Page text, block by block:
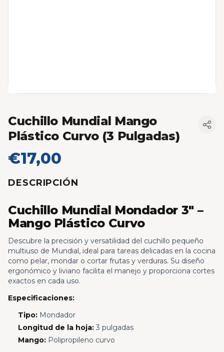
Cuchillo Mundial Mango
Plástico Curvo (3 Pulgadas)
€17,00
DESCRIPCIÓN
Cuchillo Mundial Mondador 3" –
Mango Plástico Curvo
Descubre la precisión y versatilidad del cuchillo pequeño
multiuso de Mundial, ideal para tareas delicadas en la cocina
como pelar, mondar o cortar frutas y verduras. Su diseño
ergonómico y liviano facilita el manejo y proporciona cortes
exactos en cada uso.
Especificaciones:
Tipo:Mondador
Longitud de la hoja:3 pulgadas
Mango:Polipropileno curvo